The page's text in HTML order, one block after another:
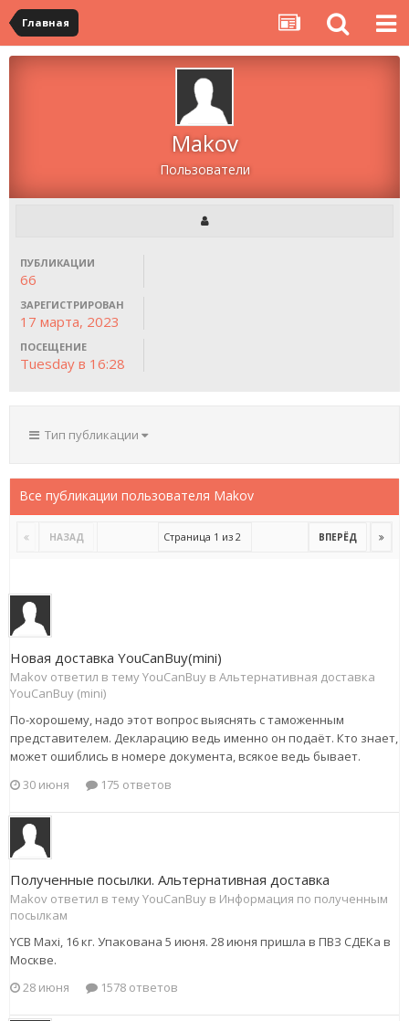
Главная
Makov
Пользователи
ПУБЛИКАЦИИ
66
ЗАРЕГИСТРИРОВАН
17 марта, 2023
ПОСЕЩЕНИЕ
Tuesday в 16:28
Тип публикации
Все публикации пользователя Makov
НАЗАД ВПЕРЁД
Страница 1 из 2
Новая доставка YouCanBuy(mini)
Makov ответил в тему YouCanBuy в Альтернативная доставка
YouCanBuy (mini)
По-хорошему, надо этот вопрос выяснять с таможенным
представителем. Декларацию ведь именно он подаёт. Кто знает,
может ошиблись в номере документа, всякое ведь бывает.
30 июня
175 ответов
Полученные посылки. Альтернативная доставка
Makov ответил в тему YouCanBuy в Информация по полученным
посылкам
YCB Maxi, 16 кг. Упакована 5 июня. 28 июня пришла в ПВЗ СДЕКа в
Москве.
28 июня
1578 ответов